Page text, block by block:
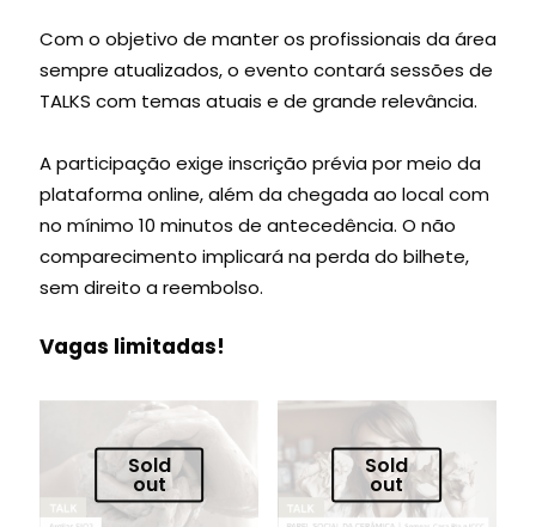
Com o objetivo de manter os profissionais da área
sempre atualizados, o evento contará sessões de
TALKS com temas atuais e de grande relevância.
A participação exige inscrição prévia por meio da
plataforma online, além da chegada ao local com
no mínimo 10 minutos de antecedência. O não
comparecimento implicará na perda do bilhete,
sem direito a reembolso.
Vagas limitadas!
Sold
out
Sold
out